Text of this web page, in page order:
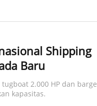
Shipping
Baru
2.000 HP dan barge
kapasitas.